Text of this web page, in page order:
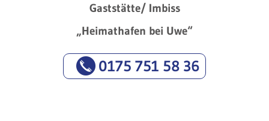
Gaststätte/ Imbiss
„Heimathafen bei Uwe“
0175 751 58 36